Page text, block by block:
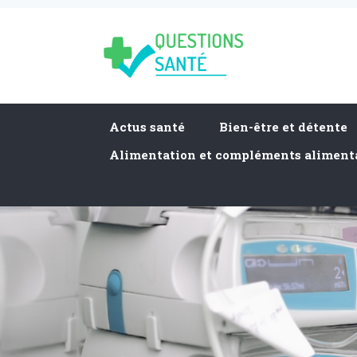
Actus santé
Bien-être et détente
Alimentation et compléments